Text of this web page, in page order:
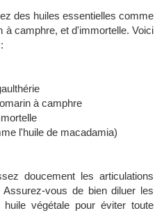
des huiles essentielles comme
à camphre, et d'immortelle. Voici
à camphre
l'huile de macadamia)
doucement les articulations
vous de bien diluer les
végétale pour éviter toute